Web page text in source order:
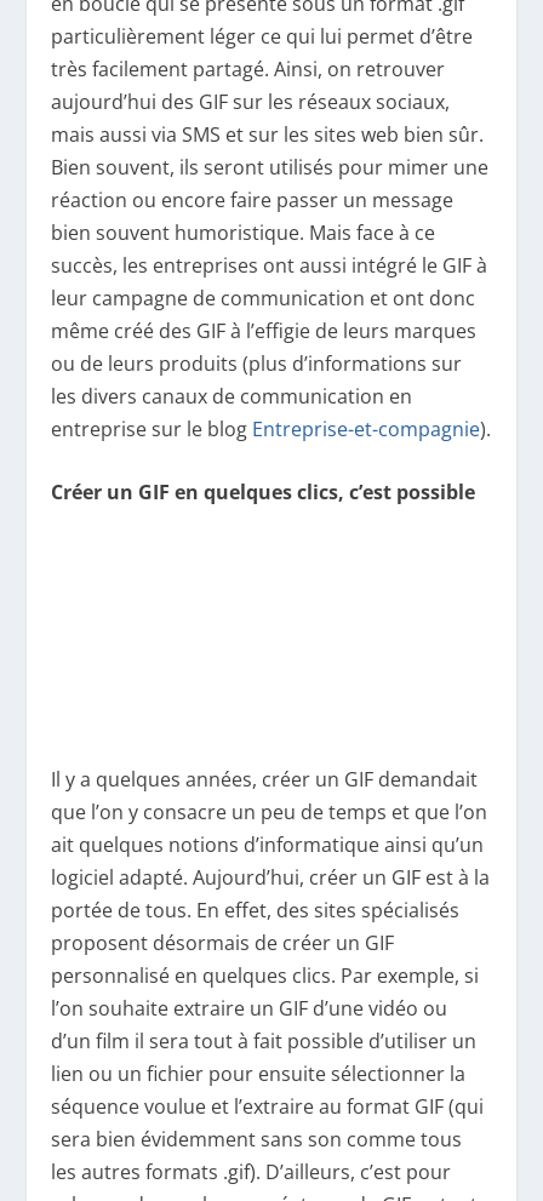
particulièrement léger ce qui lui permet d’être
très facilement partagé. Ainsi, on retrouver
aujourd’hui des GIF sur les réseaux sociaux,
mais aussi via SMS et sur les sites web bien sûr.
Bien souvent, ils seront utilisés pour mimer une
réaction ou encore faire passer un message
bien souvent humoristique. Mais face à ce
succès, les entreprises ont aussi intégré le GIF à
leur campagne de communication et ont donc
même créé des GIF à l’effigie de leurs marques
ou de leurs produits (plus d’informations sur
les divers canaux de communication en
entreprise sur le blog Entreprise-et-compagnie).
Créer un GIF en quelques clics, c’est possible
Il y a quelques années, créer un GIF demandait
que l’on y consacre un peu de temps et que l’on
ait quelques notions d’informatique ainsi qu’un
logiciel adapté. Aujourd’hui, créer un GIF est à la
portée de tous. En effet, des sites spécialisés
proposent désormais de créer un GIF
personnalisé en quelques clics. Par exemple, si
l’on souhaite extraire un GIF d’une vidéo ou
d’un film il sera tout à fait possible d’utiliser un
lien ou un fichier pour ensuite sélectionner la
séquence voulue et l’extraire au format GIF (qui
sera bien évidemment sans son comme tous
les autres formats .gif). D’ailleurs, c’est pour